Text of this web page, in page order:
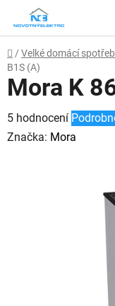
obsah
Domů
/ Velké domácí
B1S (A)
Mora K
Průměrné
hodnocení
5 hodnocení
Značka: Mora